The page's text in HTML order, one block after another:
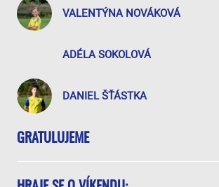
VALENTÝNA NOVÁKOVÁ
ADÉLA SOKOLOVÁ
DANIEL ŠŤÁSTKA
GRATULUJEME